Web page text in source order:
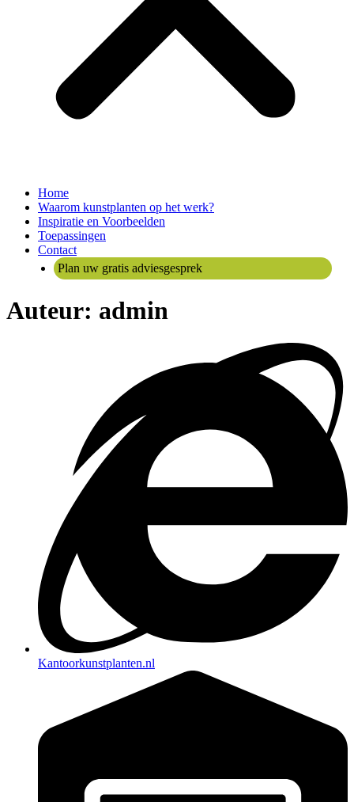
Home
Waarom kunstplanten op het werk?
Inspiratie en Voorbeelden
Toepassingen
Contact
Plan uw gratis adviesgesprek
Auteur: admin
Kantoorkunstplanten.nl